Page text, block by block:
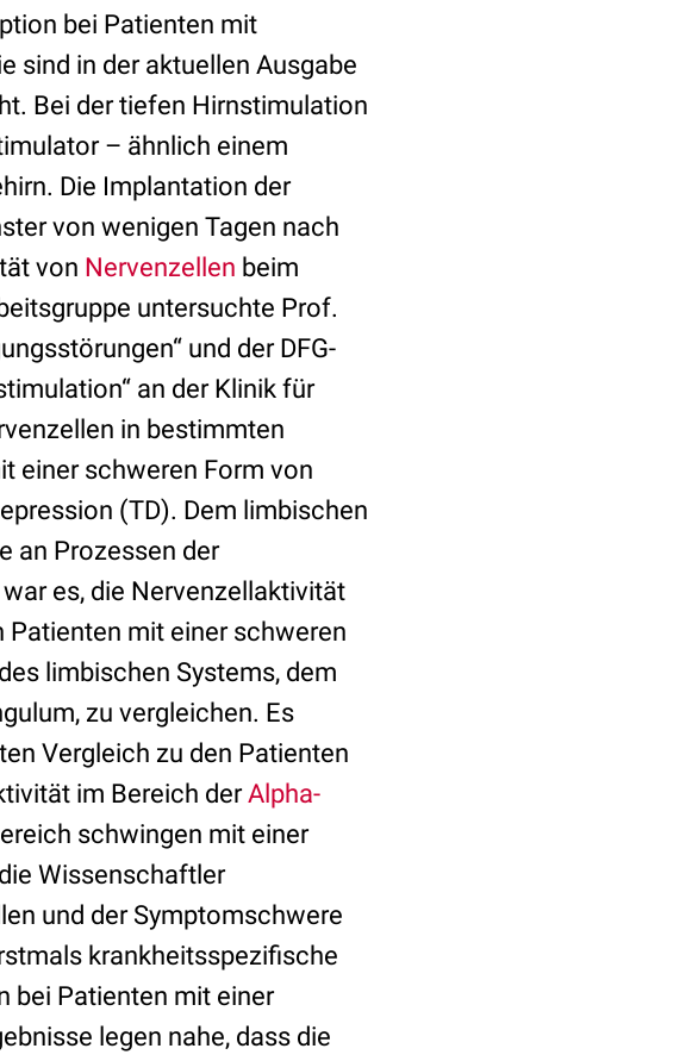
bei Patienten mit
sind in der aktuellen Ausgabe
Bei der tiefen Hirnstimulation
– ähnlich einem
Die Implantation der
von wenigen Tagen nach
von Nervenzellen beim
untersuchte Prof.
und der DFG-
an der Klinik für
in bestimmten
einer schweren Form von
(TD). Dem limbischen
an Prozessen der
es, die Nervenzellaktivität
mit einer schweren
limbischen Systems, dem
zu vergleichen. Es
Vergleich zu den Patienten
im Bereich derAlpha-
schwingen mit einer
Wissenschaftler
und der Symptomschwere
krankheitsspezifische
bei Patienten mit einer
legen nahe, dass die